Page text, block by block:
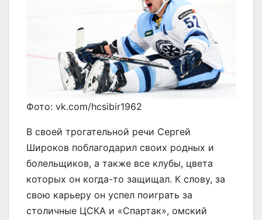
Фото: vk.com/hcsibir1962
В своей трогательной речи Сергей
Широков поблагодарил своих родных и
болельщиков, а также все клубы, цвета
которых он когда-то защищал. К слову, за
свою карьеру он успел поиграть за
столичные ЦСКА и «Спартак», омский